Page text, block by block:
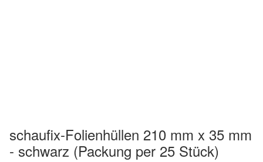
schaufix-Folienhüllen 210 mm x 35 mm
- schwarz (Packung per 25 Stück)